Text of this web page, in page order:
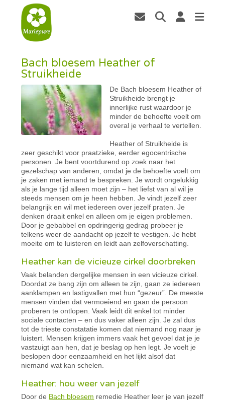
Bach bloesem Heather of
Struikheide
De Bach bloesem Heather of
Struikheide brengt je
innerlijke rust waardoor je
minder de behoefte voelt om
overal je verhaal te vertellen.
Heather of Struikheide is
zeer geschikt voor praatzieke, eerder egocentrische
personen. Je bent voortdurend op zoek naar het
gezelschap van anderen, omdat je de behoefte voelt om
je zaken met iemand te bespreken. Je wordt ongelukkig
als je lange tijd alleen moet zijn – het liefst van al wil je
steeds mensen om je heen hebben. Je vindt jezelf zeer
belangrijk en wil met iedereen over jezelf praten. Je
denken draait enkel en alleen om je eigen problemen.
Door je gebabbel en opdringerig gedrag probeer je
telkens weer de aandacht op jezelf te vestigen. Je hebt
moeite om te luisteren en leidt aan zelfoverschatting.
Heather kan de vicieuze cirkel doorbreken
Vaak belanden dergelijke mensen in een vicieuze cirkel.
Doordat ze bang zijn om alleen te zijn, gaan ze iedereen
aanklampen en lastigvallen met hun “gezeur”. De meeste
mensen vinden dat vermoeiend en gaan de persoon
proberen te ontlopen. Vaak leidt dit enkel tot minder
sociale contacten – en dus vaker alleen zijn. Je zal dus
tot de trieste constatatie komen dat niemand nog naar je
luistert. Mensen krijgen immers vaak het gevoel dat je je
vastzuigt aan hen, dat je beslag op hen legt. Je voelt je
beslopen door eenzaamheid en het lijkt alsof dat
niemand wat kan schelen.
Heather: hou weer van jezelf
Door de Bach bloesem remedie Heather leer je van jezelf